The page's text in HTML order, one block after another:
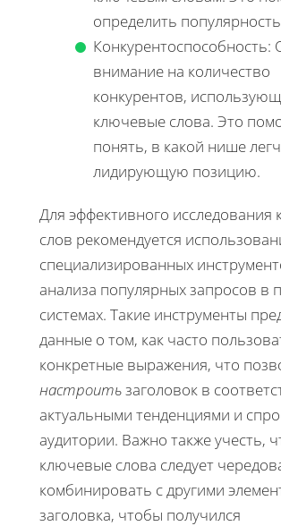
определить
Конкурентоспособность:
внимание на количество
конкурентов,
ключевые слова. Это
понять, в какой нише
лидирующую позицию.
Для эффективного исследования
слов рекомендуется
специализированных
анализа популярных запросов в
системах. Такие инструменты
данные о том, как часто
конкретные выражения, что
настроитьзаголовок в
актуальными тенденциями и
аудитории. Важно также учесть,
ключевые слова следует
комбинировать с другими
заголовка, чтобы получился